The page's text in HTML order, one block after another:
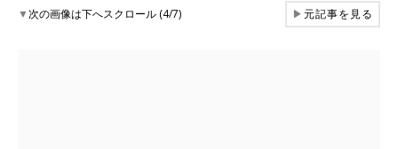
▼次の画像は下へスクロール (4/7) ▶元記事を見る